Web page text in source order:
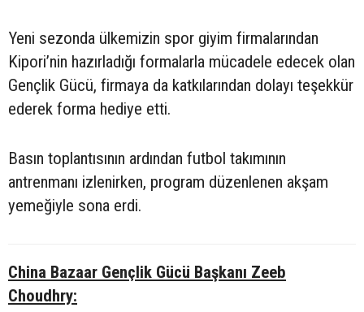
Yeni sezonda ülkemizin spor giyim firmalarından
Kipori’nin hazırladığı formalarla mücadele edecek olan
Gençlik Gücü, firmaya da katkılarından dolayı teşekkür
ederek forma hediye etti.
Basın toplantısının ardından futbol takımının
antrenmanı izlenirken, program düzenlenen akşam
yemeğiyle sona erdi.
China Bazaar Gençlik Gücü Başkanı Zeeb
Choudhry: